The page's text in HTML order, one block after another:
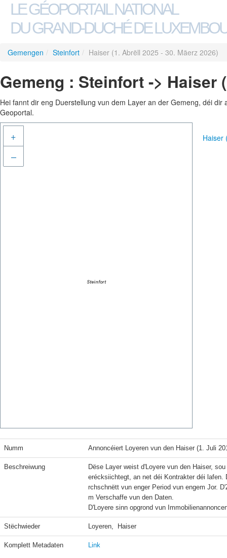
LE GÉOPORTAIL NATIONAL
DU GRAND-DUCHÉ DE
Gemengen / Steinfort / Haiser (1. Abrëll 2025 - 30. Mäerz 2026)
Gemeng : Steinfort -> Haiser
Hei fannt dir eng Duerstellung vun dem Layer an der Gemeng, déi
Geoportal.
+
–
Haiser
Numm Annoncéiert Loyeren vun den Haiser (1. Juli
Beschreiwung
Dëse Layer weist d'Loyere vun den Haiser,
erécksiichtegt, an net déi Kontrakter déi lafen.
rchschnëtt vun enger Period vun engem Jor.
m Verschaffe vun den Daten.
D'Loyere sinn opgrond vun
Stëchwieder Loyeren,  Haiser
Komplett Metadaten Link